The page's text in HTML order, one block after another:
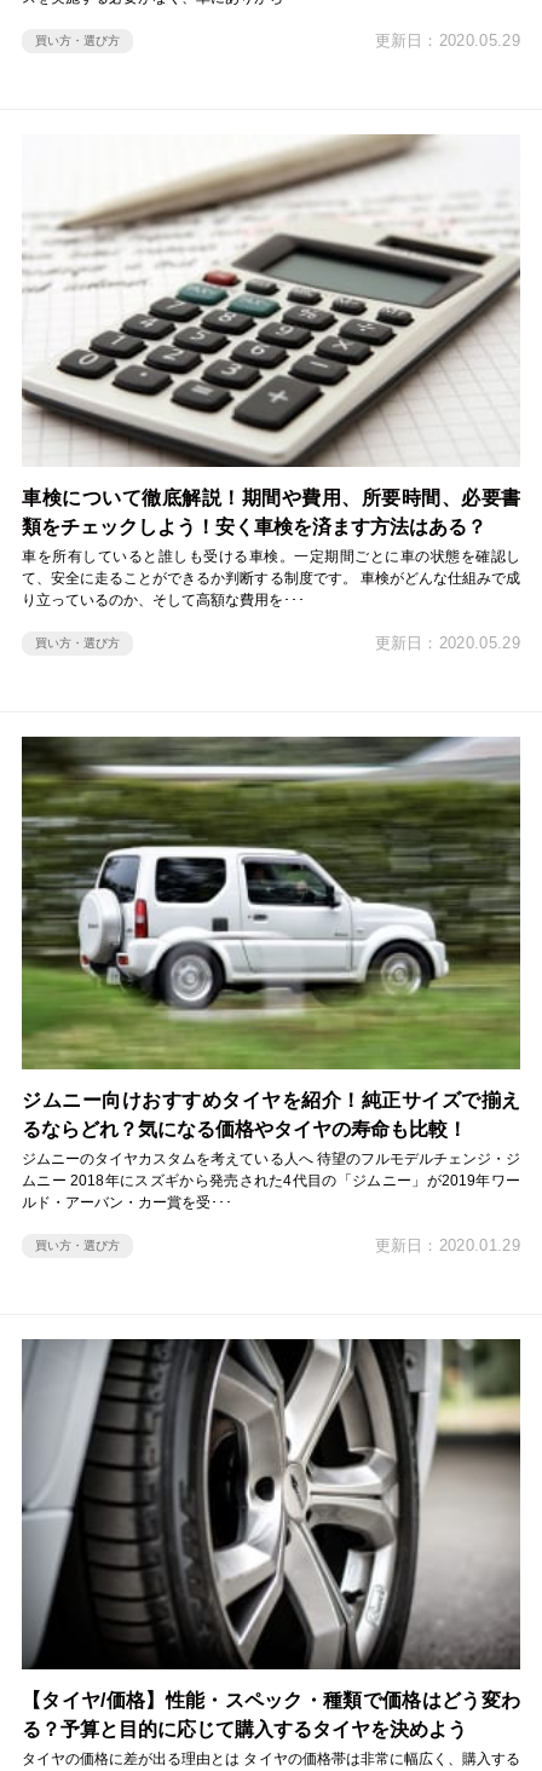
買い方・選び方 更新日：2020.05.29
車検について徹底解説！期間や費用、所要時間、必要書
類をチェックしよう！安く車検を済ます方法はある？
車を所有していると誰しも受ける車検。一定期間ごとに車の状態を確認し
て、安全に走ることができるか判断する制度です。 車検がどんな仕組みで成
り立っているのか、そして高額な費用を･･･
買い方・選び方 更新日：2020.05.29
ジムニー向けおすすめタイヤを紹介！純正サイズで揃え
るならどれ？気になる価格やタイヤの寿命も比較！
ジムニーのタイヤカスタムを考えている人へ 待望のフルモデルチェンジ・ジ
ムニー 2018年にスズギから発売された4代目の「ジムニー」が2019年ワー
ルド・アーバン・カー賞を受･･･
買い方・選び方 更新日：2020.01.29
【タイヤ/価格】性能・スペック・種類で価格はどう変わ
る？予算と目的に応じて購入するタイヤを決めよう
タイヤの価格に差が出る理由とは タイヤの価格帯は非常に幅広く、購入する